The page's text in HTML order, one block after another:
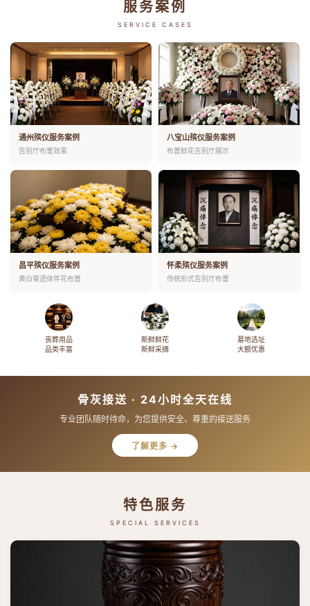
服务案例
SERVICE CASES
通州殡仪服务案例
告别厅布置效果
八宝山殡仪服务案例
布置鲜花告别厅展示
昌平殡仪服务案例
黄白菊遗体伴花布置
怀柔殡仪服务案例
传统形式告别厅布置
丧葬用品
品类丰富
新鲜鲜花
新鲜采摘
墓地选址
大额优惠
骨灰接送 · 24小时全天在线
专业团队随时待命，为您提供安全、尊重的接送服务
了解更多 →
特色服务
SPECIAL SERVICES